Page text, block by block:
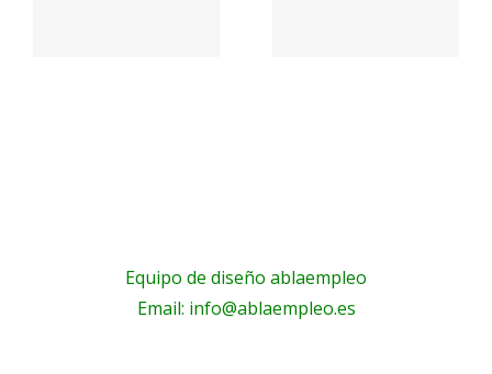
Equipo de diseño ablaempleo
Email: info@ablaempleo.es